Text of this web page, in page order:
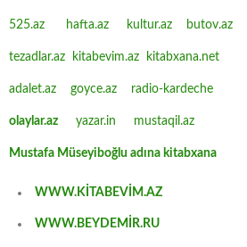
525.az hafta.az kultur.az butov.az
tezadlar.az kitabevim.az kitabxana.net
adalet.az goyce.az radio-kardeche
olaylar.az yazar.in mustaqil.az
Mustafa Müseyiboğlu adına kitabxana
WWW.KİTABEVİM.AZ
WWW.BEYDEMİR.RU